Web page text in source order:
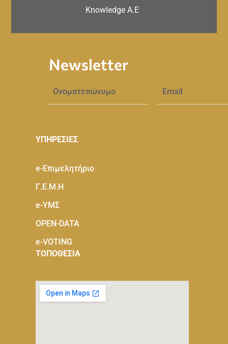
Knowledge A.E
Newsletter
ΥΠΗΡΕΣΙΕΣ
e-Eπιμελητήριο
Γ.Ε.Μ.Η
e-ΥΜΣ
OPEN-DATA
e-VOTING
ΤΟΠΟΘΕΣΙΑ